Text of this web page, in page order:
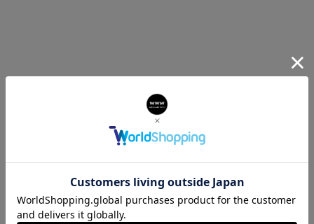
FURLA(フルラ)について
ーニャをルーツとしたグローバルブ
ランドです。1927年の創業以来、幅
広い層のお客様が手にしやすいラグ